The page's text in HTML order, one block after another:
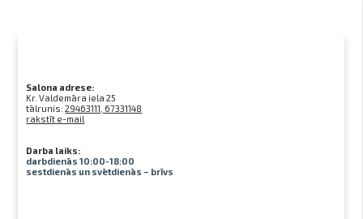
Salona adrese:
Kr. Valdemāra iela 25
tālrunis:29463111, 67331148
rakstīt e-mail
Darba laiks:
darbdienās 10:00-18:00
sestdienās un svētdienās – brīvs